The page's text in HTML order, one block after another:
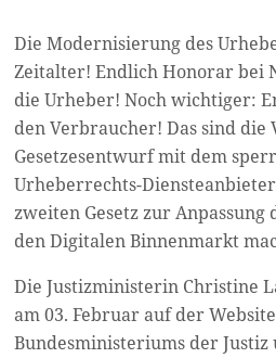
Die Modernisierung des
Zeitalter! Endlich Honorar bei
die Urheber! Noch wichtiger:
den Verbraucher! Das sind die
Gesetzesentwurf mit dem
Urheberrechts-
zweiten Gesetz zur
den Digitalen Binnenmarkt
Die Justizministerin Christine
am 03. Februar auf der
Bundesministeriums der Justiz